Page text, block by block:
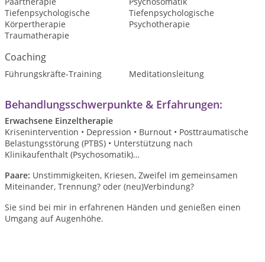
Tiefenpsychologische
Körpertherapie
Tiefenpsychologische
Psychotherapie
Traumatherapie
Coaching
Führungskräfte-Training Meditationsleitung
Behandlungsschwerpunkte & Erfahrungen:
Erwachsene Einzeltherapie
Krisenintervention • Depression • Burnout • Posttraumatische
Belastungsstörung (PTBS) • Unterstützung nach
Klinikaufenthalt (Psychosomatik)…
Paare: Unstimmigkeiten, Kriesen, Zweifel im gemeinsamen
Miteinander, Trennung? oder (neu)Verbindung?
Sie sind bei mir in erfahrenen Händen und genießen einen
Umgang auf Augenhöhe.